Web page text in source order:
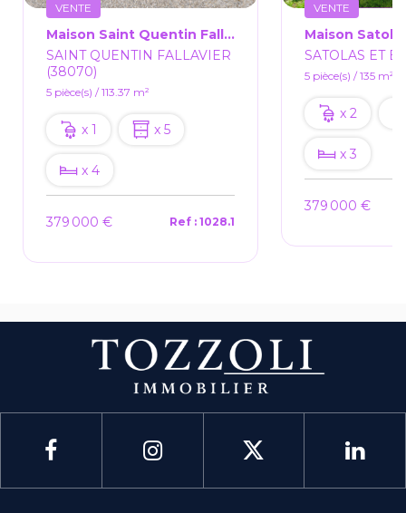
VENTE
Maison Saint Quentin Fallavier 5 Pièce(s) 113.37 M2
SAINT QUENTIN FALLAVIER
(38070)
5 pièce(s) / 113.37 m²
x 1 x 5
x 4
379 000 € Ref : 1028.1
VENTE
SATOLAS ET
5 pièce(s) / 135 m²
x 2
x 3
379 000 €